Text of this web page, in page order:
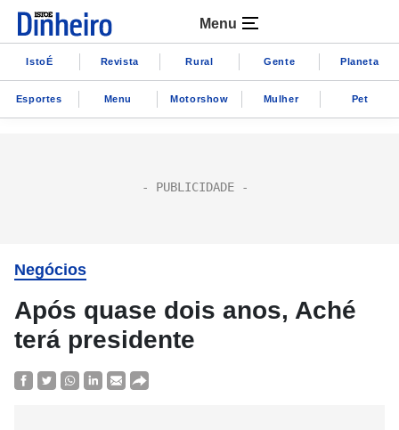
Menu
IstoÉ Revista Rural Gente Planeta
Esportes Menu Motorshow Mulher Pet
Negócios
Após quase dois anos, Aché
terá presidente